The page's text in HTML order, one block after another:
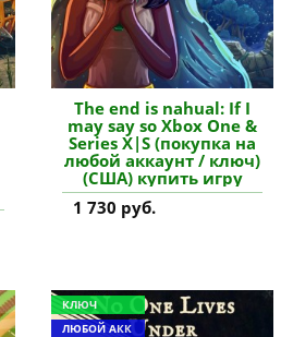
The end is nahual: If I
may say so Xbox One &
Series X|S (покупка на
любой аккаунт / ключ)
(США) купить игру
1 730 руб.
КЛЮЧ
ЛЮБОЙ АКК